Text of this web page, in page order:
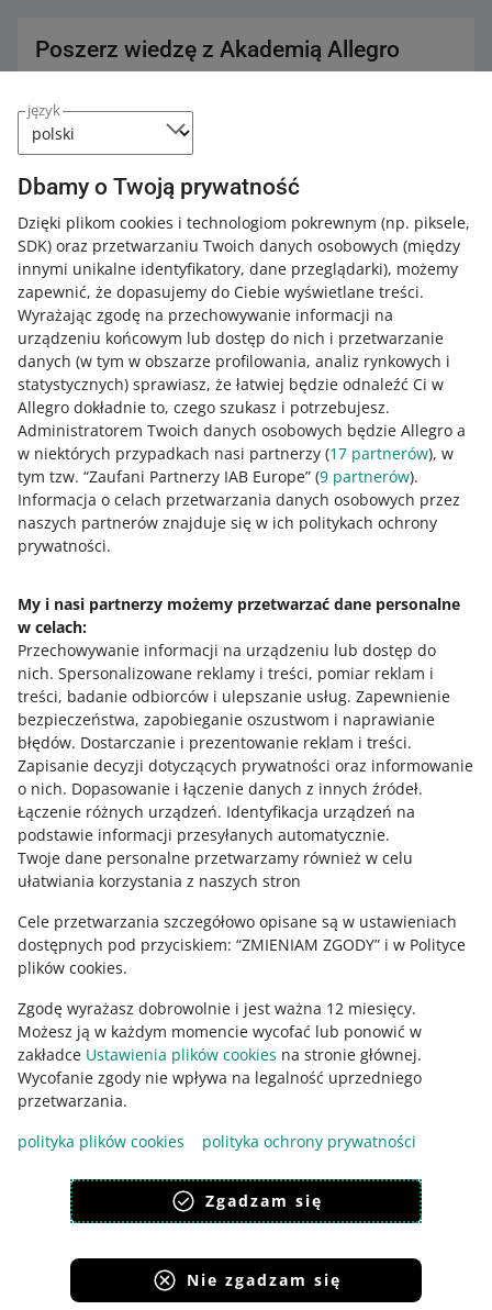
język
Dbamy o Twoją prywatność
Dzięki plikom cookies i technologiom pokrewnym (np. piksele,
SDK) oraz przetwarzaniu Twoich danych osobowych (między
innymi unikalne identyfikatory, dane przeglądarki), możemy
zapewnić, że dopasujemy do Ciebie wyświetlane treści.
Wyrażając zgodę na przechowywanie informacji na
urządzeniu końcowym lub dostęp do nich i przetwarzanie
danych (w tym w obszarze profilowania, analiz rynkowych i
statystycznych) sprawiasz, że łatwiej będzie odnaleźć Ci w
Allegro dokładnie to, czego szukasz i potrzebujesz.
Administratorem Twoich danych osobowych będzie Allegro a
w niektórych przypadkach nasi partnerzy (17 partnerów), w
tym tzw. “Zaufani Partnerzy IAB Europe” (9 partnerów).
Informacja o celach przetwarzania danych osobowych przez
naszych partnerów znajduje się w ich politykach ochrony
prywatności.
My i nasi partnerzy możemy przetwarzać dane personalne
w celach:
Przechowywanie informacji na urządzeniu lub dostęp do
nich. Spersonalizowane reklamy i treści, pomiar reklam i
treści, badanie odbiorców i ulepszanie usług. Zapewnienie
bezpieczeństwa, zapobieganie oszustwom i naprawianie
błędów. Dostarczanie i prezentowanie reklam i treści.
Zapisanie decyzji dotyczących prywatności oraz informowanie
o nich. Dopasowanie i łączenie danych z innych źródeł.
Łączenie różnych urządzeń. Identyfikacja urządzeń na
podstawie informacji przesyłanych automatycznie.
Twoje dane personalne przetwarzamy również w celu
ułatwiania korzystania z naszych stron
Cele przetwarzania szczegółowo opisane są w ustawieniach
dostępnych pod przyciskiem: “ZMIENIAM ZGODY” i w Polityce
plików cookies.
Zgodę wyrażasz dobrowolnie i jest ważna 12 miesięcy.
Możesz ją w każdym momencie wycofać lub ponowić w
zakładce Ustawienia plików cookies na stronie głównej.
Wycofanie zgody nie wpływa na legalność uprzedniego
przetwarzania.
polityka plików cookies
polityka ochrony prywatności
Zgadzam się
Nie zgadzam się
Poszerz wiedzę z Akademią Allegro
Wszystkie
PODCAST
023: Sprzedaż w modelu omnichannel -
Mateusz Grzywnowicz
PODCAST
028: Nonviolent Communication w
biznesie - Hanna Kozłowska
PODCAST
029: Automatyzacja obsługi klienta -
Wiktoria Sitarczyk
Potrzebujesz pomocy?
Skontaktuj się z nami
Zapytaj społeczność
Zajrzyj na Allegro Gadane
Ta strona jest też dostępna w innych językach
wygląd:
Serwisy Grupy Allegro